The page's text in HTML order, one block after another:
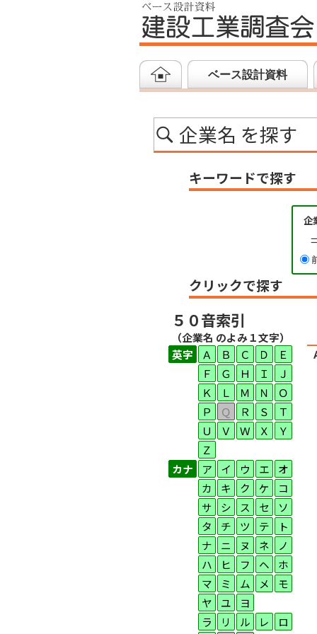
ベース設計資料
企業名 を探す
キーワードで探す
企
クリックで探す
５０音索引
（企業名 のよみ１文字）
英字
Ａ Ｂ Ｃ Ｄ
Ｅ
Ｆ
Ｇ Ｈ Ｉ
Ｊ
Ｋ
Ｌ Ｍ Ｎ
Ｏ
Ｐ
Ｑ Ｒ Ｓ
Ｔ
Ｕ
Ｖ Ｗ Ｘ
Ｙ
Ｚ
カナ
ア イ ウ エ
オ
カ
キ ク ケ
コ
サ
シ ス セ
ソ
タ
チ ツ テ
ト
ナ
ニ ヌ ネ
ノ
ハ
ヒ フ ヘ
ホ
マ
ミ ム メ
モ
ヤ
ユ
ヨ
ラ
リ ル レ
ロ